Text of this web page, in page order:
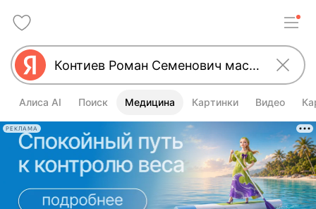
Алиса AI Поиск Медицина Картинки Видео
РЕКЛАМА